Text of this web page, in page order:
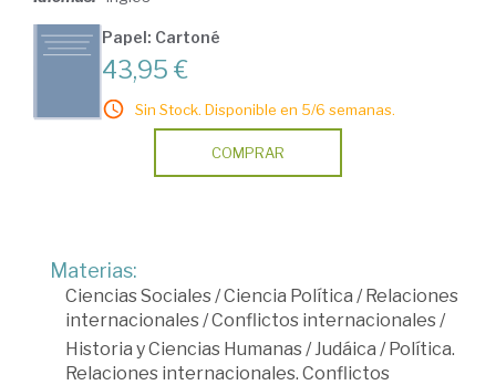
Papel: Cartoné
43,95 €
Sin Stock. Disponible en 5/6 semanas.
COMPRAR
Materias:
Ciencias Sociales/Ciencia Política /Relaciones
internacionales/Conflictos internacionales/
Historia y Ciencias Humanas/Judáica /Política.
Relaciones internacionales. Conflictos